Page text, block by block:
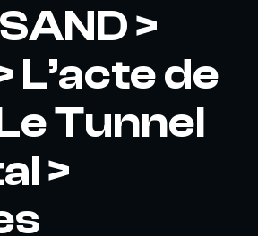
>
L’acte de
Tunnel
>